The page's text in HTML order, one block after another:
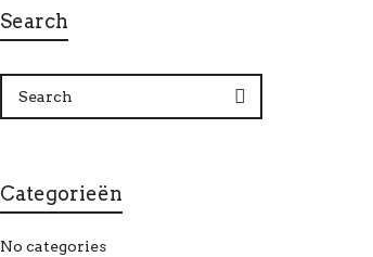
Search
Categorieën
No categories